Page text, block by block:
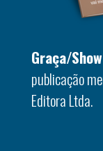
Graça/
publicação
Editora Ltda.